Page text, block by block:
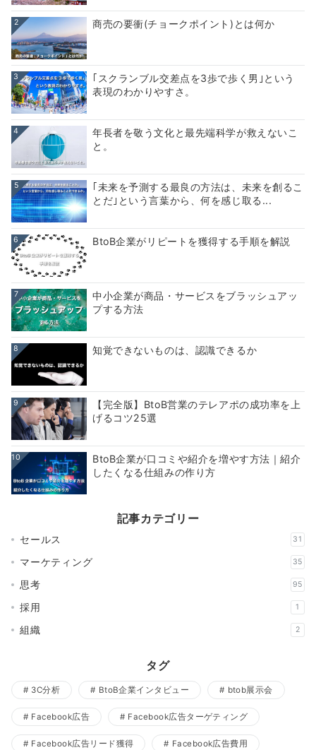
2 商売の要衝(チョークポイント)とは何か
3
｢スクランブル交差点を3歩で歩く男｣という
表現のわかりやすさ。
4
年長者を敬う文化と最先端科学が救えないこ
と。
5
｢未来を予測する最良の方法は、未来を創るこ
とだ｣という言葉から、何を感じ取る...
6 BtoB企業がリピートを獲得する手順を解説
7
中小企業が商品・サービスをブラッシュアッ
プする方法
8 知覚できないものは、認識できるか
9
【完全版】BtoB営業のテレアポの成功率を上
げるコツ25選
10
BtoB企業が口コミや紹介を増やす方法｜紹介
したくなる仕組みの作り方
記事カテゴリー
セールス 31
マーケティング 35
思考 95
採用 1
組織 2
タグ
3C分析 BtoB企業インタビュー btob展示会
Facebook広告 Facebook広告ターゲティング
Facebook広告リード獲得 Facebook広告費用